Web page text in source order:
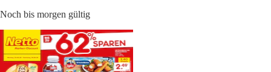
Noch bis morgen gültig